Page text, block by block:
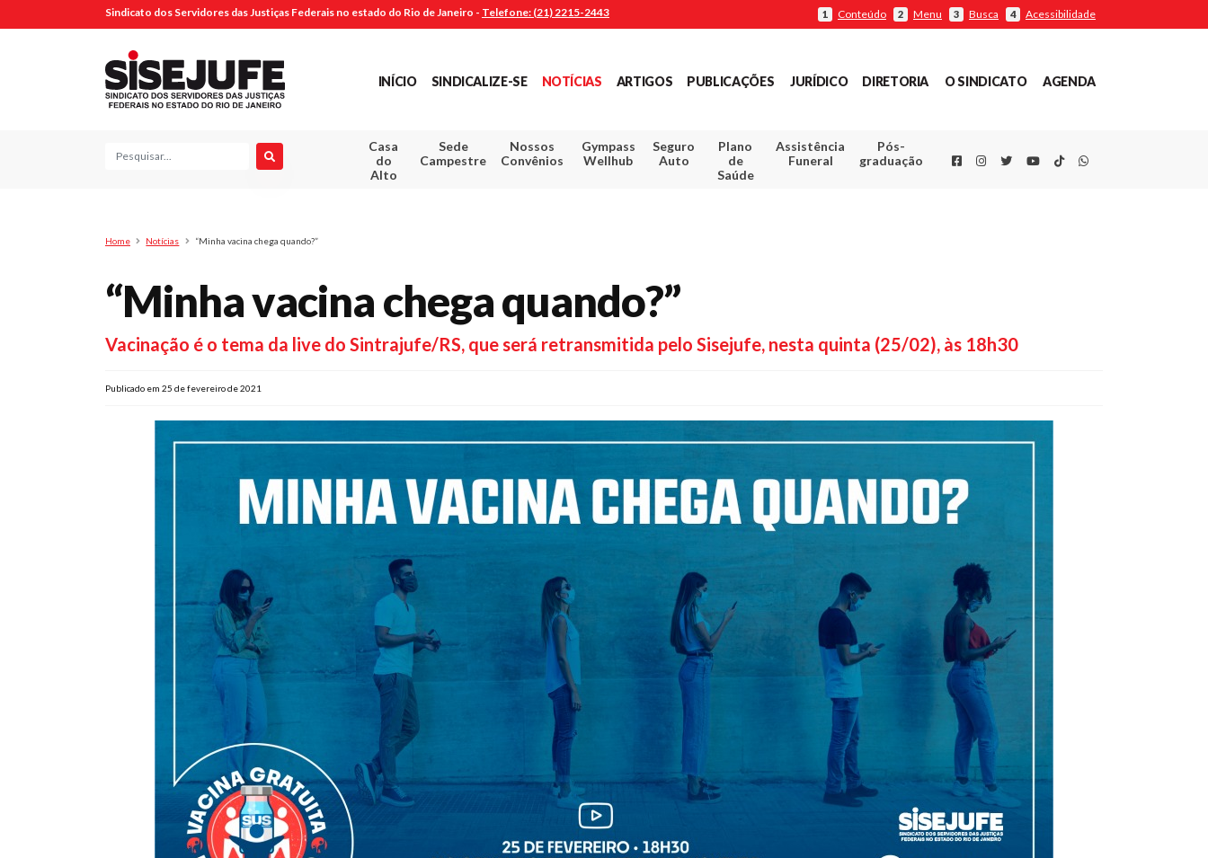
Sindicato dos Servidores das Justiças Federais no estado do Rio de Janeiro - Telefone: (21) 2215-2443 1 Conteúdo 2 Menu 3 Busca 4 Acessibilidade
INÍCIO SINDICALIZE-SE NOTÍCIAS ARTIGOS PUBLICAÇÕES JURÍDICO DIRETORIA O SINDICATO AGENDA
Pesquisa
Casa
do
Alto
Sede
Campestre
Nossos
Convênios
Gympass
Wellhub
Seguro
Auto
Plano
de
Saúde
Assistência
Funeral
Pós-
graduação
FacebookInstagram
TwitterYoutube
TikTokWhatsapp
Home Notícias “Minha vacina chega quando?”
“Minha vacina chega quando?”
Vacinação é o tema da live do Sintrajufe/RS, que será retransmitida pelo Sisejufe, nesta quinta (25/02), às 18h30
Publicado em 25 de fevereiro de 2021